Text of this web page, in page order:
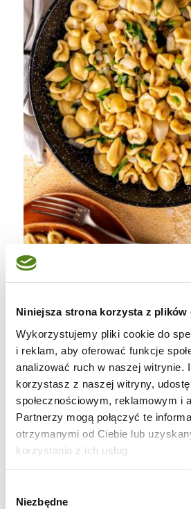
Niniejsza strona korzysta z plików
Wykorzystujemy pliki cookie do
i reklam, aby oferować funkcje
analizować ruch w naszej witrynie.
korzystasz z naszej witryny,
społecznościowym, reklamowym i
Partnerzy mogą połączyć te
otrzymanymi od Ciebie lub
korzystania z ich usług.
zgody
Niezbędne
Sładniki na
Makaron orecchiette*:
400 g semoli
200 ml wody